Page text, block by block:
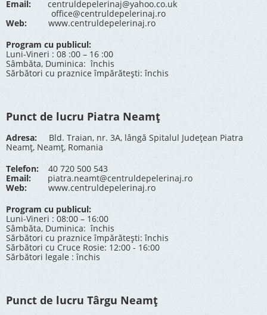
Email:
centruldepelerinaj@yahoo.co.uk
office@centruldepelerinaj.ro
Web:
www.centruldepelerinaj.ro
Program cu publicul:
Luni-Vineri : 08 :00 – 16 :00
Sâmbăta, Duminica: închis
Sărbători cu praznice împărătești: închis
Punct de lucru Piatra Neamț
Adresa: Bld. Traian, nr. 3A, lângă Spitalul Județean Piatra
Neamț, Neamț, Romania
Telefon:40 720 500 543
Email:
piatra.neamt@centruldepelerinaj.ro
Web:
www.centruldepelerinaj.ro
Program cu publicul:
Luni-Vineri : 08:00 – 16:00
Sâmbăta, Duminica: închis
Sărbători cu praznice împărătești: închis
Sărbători cu Cruce Rosie: 12:00 - 16:00
Sărbători legale : închis
Punct de lucru Târgu Neamț